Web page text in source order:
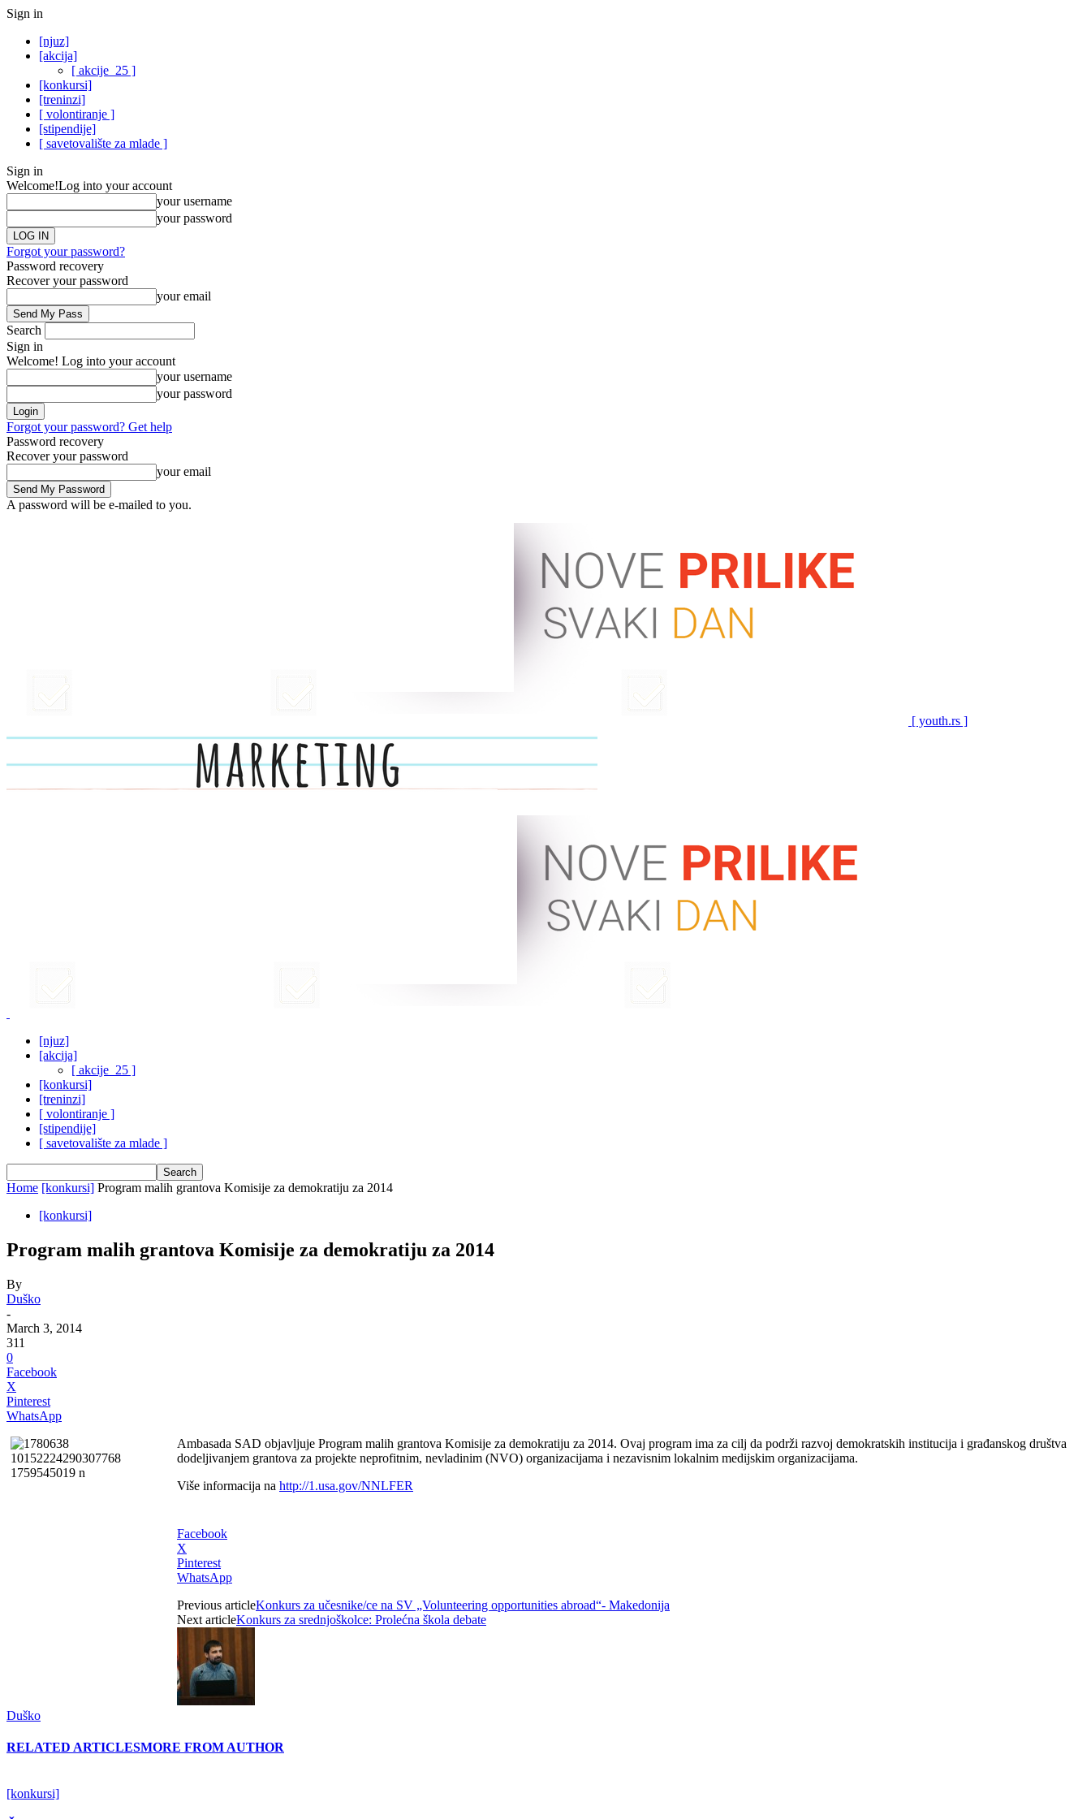
Sign in
[njuz]
[akcija]
[ akcije_25 ]
[konkursi]
[treninzi]
[ volontiranje ]
[stipendije]
[ savetovalište za mlade ]
Sign in
Welcome!Log into your account
your username
your password
Forgot your password?
Password recovery
Recover your password
your email
Search
Sign in
Welcome! Log into your account
your username
your password
Forgot your password? Get help
Password recovery
Recover your password
your email
A password will be e-mailed to you.
[ youth.rs ]
[njuz]
[akcija]
[ akcije_25 ]
[konkursi]
[treninzi]
[ volontiranje ]
[stipendije]
[ savetovalište za mlade ]
Home [konkursi] Program malih grantova Komisije za demokratiju za 2014
[konkursi]
Program malih grantova Komisije za demokratiju za 2014
By
Duško
-
March 3, 2014
311
0
Facebook
X
Pinterest
WhatsApp
Ambasada SAD objavljuje Program malih grantova Komisije za demokratiju za 2014. Ovaj program ima za cilj da podrži razvoj demokratskih institucija i građanskog društva
dodeljivanjem grantova za projekte neprofitnim, nevladinim (NVO) organizacijama i nezavisnim lokalnim medijskim organizacijama.
Više informacija na http://1.usa.gov/NNLFER
Facebook
X
Pinterest
WhatsApp
Previous articleKonkurs za učesnike/ce na SV „Volunteering opportunities abroad“- Makedonija
Next articleKonkurs za srednjoškolce: Prolećna škola debate
Duško
RELATED ARTICLESMORE FROM AUTHOR
[konkursi]